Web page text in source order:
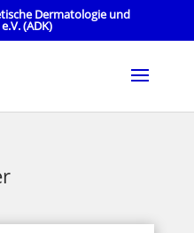
Dermatologie und
(ADK)